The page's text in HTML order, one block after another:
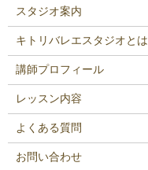
スタジオ案内
キトリバレエスタジオとは
講師プロフィール
レッスン内容
よくある質問
お問い合わせ